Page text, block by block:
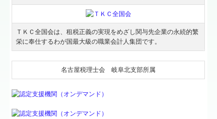
ＴＫＣ全国会は、租税正義の実現をめざし関与先企業の永続的繁
栄に奉仕するわが国最大級の職業会計人集団です。
名古屋税理士会 岐阜北支部所属